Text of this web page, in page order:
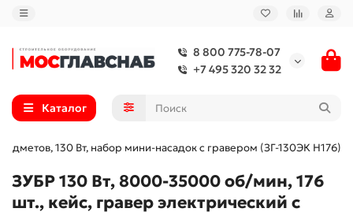
8 800 775-78-07
+7 495 320 32 32
Каталог
130 Вт, набор мини-насадок с гравером (ЗГ-130ЭК H176)
ЗУБР 130 Вт, 8000-35000 об/мин, 176
шт., кейс, гравер электрический с